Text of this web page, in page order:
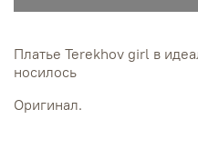
Платье Terekhov girl в
носилось
Оригинал.